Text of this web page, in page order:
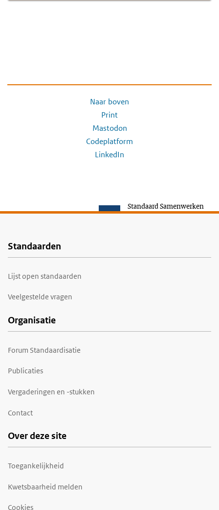
Naar boven
Print
Mastodon
Codeplatform
LinkedIn
Standaard Samenwerken
Voet
Standaarden
Lijst open standaarden
Veelgestelde vragen
Organisatie
Forum Standaardisatie
Publicaties
Vergaderingen en -stukken
Contact
Over deze site
Toegankelijkheid
Kwetsbaarheid melden
Cookies